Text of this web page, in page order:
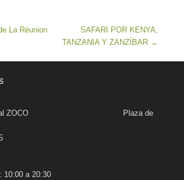
La Réunion
SAFARI POR KENYA,
TANZANIA Y ZANZÍBAR →
ZOCO Plaza de
10:00 a 20:30